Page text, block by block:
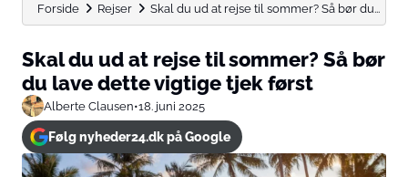
Forside Rejser Skal du ud at rejse til sommer? Så bør du...
Skal du ud at rejse til sommer? Så bør
du lave dette vigtige tjek først
Alberte Clausen•18. juni 2025
Følg nyheder24.dk på Google